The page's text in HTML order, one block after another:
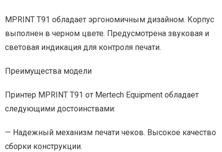
MPRINT T91 обладает эргономичным дизайном. Корпус
выполнен в черном цвете. Предусмотрена звуковая и
световая индикация для контроля печати.
Преимущества модели
Принтер MPRINT T91 от Mertech Equipment обладает
следующими достоинствами:
— Надежный механизм печати чеков. Высокое качество
сборки конструкции.